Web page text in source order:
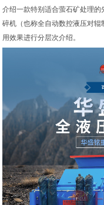
介绍一款特别适合萤石矿处理
碎机（也称全自动数控液压对
用效果进行分层次介绍。